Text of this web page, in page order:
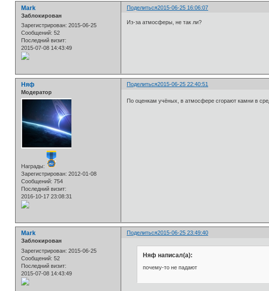
Поделиться2015-06-25 16:06:07
Mark
Заблокирован
Зарегистрирован: 2015-06-25
Сообщений: 52
Последний визит:
2015-07-08 14:43:49
Из-за атмосферы, не так ли?
Поделиться2015-06-25 22:40:51
Няф
Модератор
Награды:
Зарегистрирован: 2012-01-08
Сообщений: 754
Последний визит:
2016-10-17 23:08:31
По оценкам учёных, в атмосфере сгорают камни в
Поделиться2015-06-25 23:49:40
Mark
Заблокирован
Зарегистрирован: 2015-06-25
Сообщений: 52
Последний визит:
2015-07-08 14:43:49
Няф написал(а):
почему-то не падают